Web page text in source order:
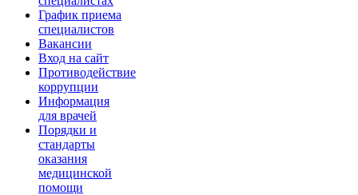
График приема
специалистов
Вакансии
Вход на сайт
Противодействие
коррупции
Информация
для врачей
Порядки и
стандарты
оказания
медицинской
помощи